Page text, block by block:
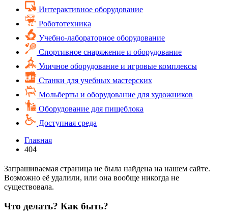
Интерактивное оборудование
Робототехника
Учебно-лабораторное оборудование
Спортивное снаряжение и оборудование
Уличное оборудование и игровые комплексы
Cтанки для учебных мастерских
Мольберты и оборудование для художников
Оборудование для пищеблока
Доступная среда
Главная
404
Запрашиваемая страница не была найдена на нашем сайте.
Возможно её удалили, или она вообще никогда не
существовала.
Что делать? Как быть?